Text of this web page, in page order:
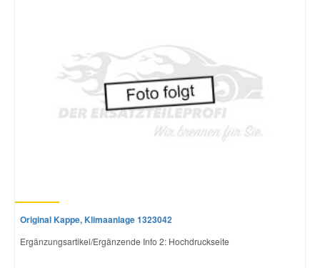
Original Kappe, Klimaanlage 1323042
Ergänzungsartikel/Ergänzende Info 2: Hochdruckseite